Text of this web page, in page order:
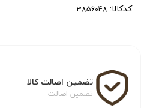
کدکالا:
تضمین اصالت کالا
تضمین اصالت